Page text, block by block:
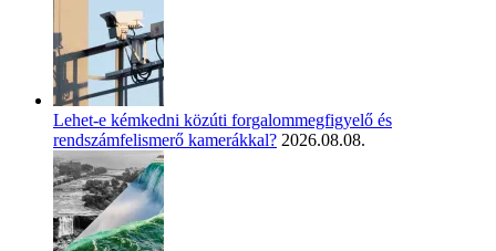
Lehet-e kémkedni közúti forgalommegfigyelő és
rendszámfelismerő kamerákkal? 2026.08.08.